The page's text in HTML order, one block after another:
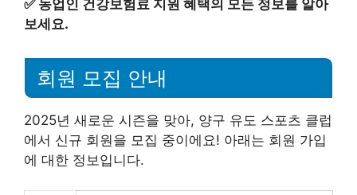
✅ 농업인 건강보험료 지원 혜택의 모든 정보를 알아
보세요.
회원 모집 안내
2025년 새로운 시즌을 맞아, 양구 유도 스포츠 클럽
에서 신규 회원을 모집 중이에요! 아래는 회원 가입
에 대한 정보입니다.